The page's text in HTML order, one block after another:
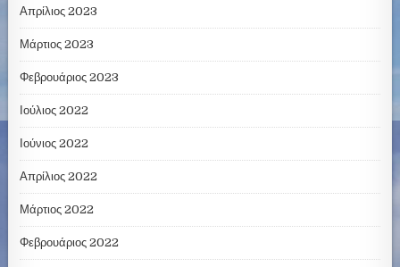
Απρίλιος 2023
Μάρτιος 2023
Φεβρουάριος 2023
Ιούλιος 2022
Ιούνιος 2022
Απρίλιος 2022
Μάρτιος 2022
Φεβρουάριος 2022